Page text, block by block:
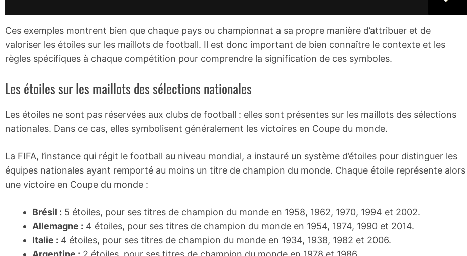
Ces exemples montrent bien que chaque pays ou championnat a sa propre manière d’attribuer et de
valoriser les étoiles sur les maillots de football. Il est donc important de bien connaître le contexte et les
règles spécifiques à chaque compétition pour comprendre la signification de ces symboles.
Les étoiles sur les maillots des sélections nationales
Les étoiles ne sont pas réservées aux clubs de football : elles sont présentes sur les maillots des sélections
nationales. Dans ce cas, elles symbolisent généralement les victoires en Coupe du monde.
La FIFA, l’instance qui régit le football au niveau mondial, a instauré un système d’étoiles pour distinguer les
équipes nationales ayant remporté au moins un titre de champion du monde. Chaque étoile représente alors
une victoire en Coupe du monde :
Brésil : 5 étoiles, pour ses titres de champion du monde en 1958, 1962, 1970, 1994 et 2002.
Allemagne : 4 étoiles, pour ses titres de champion du monde en 1954, 1974, 1990 et 2014.
Italie : 4 étoiles, pour ses titres de champion du monde en 1934, 1938, 1982 et 2006.